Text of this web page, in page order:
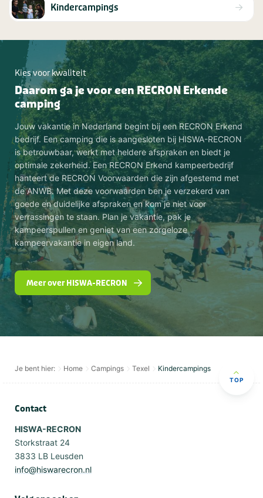
Kindercampings
Kies voor kwaliteit
Daarom ga je voor een RECRON Erkende
camping
Jouw vakantie in Nederland begint bij een RECRON Erkend
bedrijf. Een camping die is aangesloten bij HISWA-RECRON
is betrouwbaar, werkt met heldere afspraken en biedt je
optimale zekerheid. Een RECRON Erkend kampeerbedrijf
hanteert de RECRON Voorwaarden die zijn afgestemd met
de ANWB. Met deze voorwaarden ben je verzekerd van
goede en duidelijke afspraken en kom je niet voor
verrassingen te staan. Plan je vakantie, pak je
kampeerspullen en geniet van een zorgeloze
kampeervakantie in eigen land.
Meer over HISWA-RECRON
Je bent hier: Home Campings Texel Kindercampings
TOP
Contact
HISWA-RECRON
Storkstraat 24
3833 LB Leusden
info@hiswarecron.nl